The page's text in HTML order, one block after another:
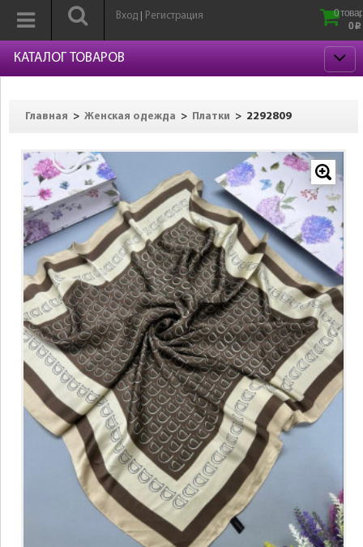
Вход Регистрация
0
0 p
КАТАЛОГ ТОВАРОВ
Главная > Женская одежда > Платки > 2292809